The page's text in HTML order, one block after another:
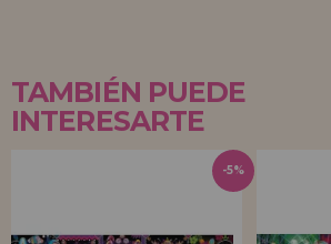
TAMBIÉN PUEDE
INTERESARTE
-5%